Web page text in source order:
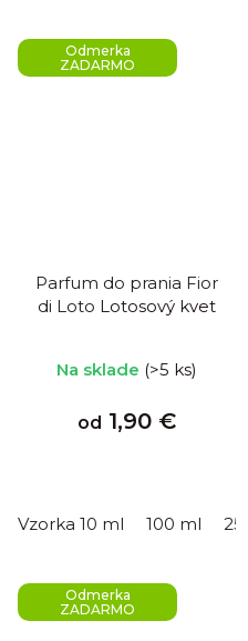
Odmerka
ZADARMO
Parfum do prania Fior
di Loto Lotosový kvet
hodnotenie
je
Na sklade (>5 ks)
od 1,90 €
Vzorka 10 ml 100 ml
Odmerka
ZADARMO